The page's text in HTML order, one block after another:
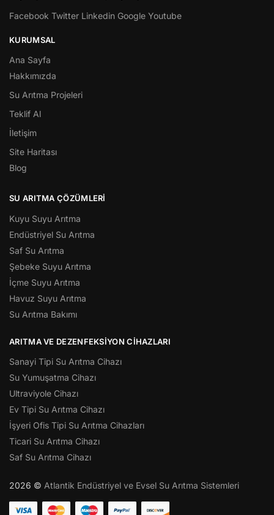
Facebook Twitter Linkedin Google Youtube
KURUMSAL
Ana Sayfa
Hakkımızda
Su Arıtma Projeleri
Teklif Al
İletişim
Site Haritası
Blog
SU ARITMA ÇÖZÜMLERI
Kuyu Suyu Arıtma
Endüstriyel Su Arıtma
Saf Su Arıtma
Şebeke Suyu Arıtma
İçme Suyu Arıtma
Havuz Suyu Arıtma
Su Arıtma Bakımı
ARITMA VE DEZENFEKSIYON CIHAZLARI
Sanayi Tipi Su Arıtma Cihazı
Su Yumuşatma Cihazı
Ultraviyole Cihazı
Ev Tipi Su Arıtma Cihazı
İşyeri Ofis Tipi Su Arıtma Cihazları
Ticari Su Arıtma Cihazı
Saf Su Arıtma Cihazı
2026 © Atlantik Endüstriyel ve Evsel Su Arıtma Sistemleri